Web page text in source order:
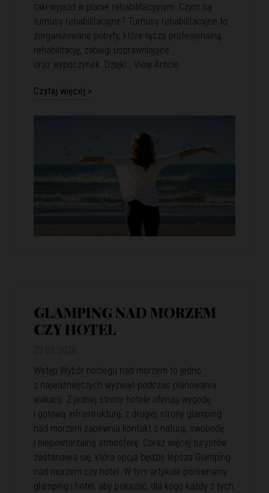
taki wyjazd w planie rehabilitacyjnym. Czym są
turnusy rehabilitacyjne? Turnusy rehabilitacyjne to
zorganizowane pobyty, które łączą profesjonalną
rehabilitację, zabiegi usprawniające
oraz wypoczynek. Dzięki… View Article
Czytaj więcej >
GLAMPING NAD MORZEM
CZY HOTEL
Wstęp Wybór noclegu nad morzem to jedno
z najważniejszych wyzwań podczas planowania
wakacji. Z jednej strony hotele oferują wygodę
i gotową infrastrukturę, z drugiej strony glamping
nad morzem zapewnia kontakt z naturą, swobodę
i niepowtarzalną atmosferę. Coraz więcej turystów
zastanawia się, która opcja będzie lepsza Glamping
nad morzem czy hotel. W tym artykule porównamy
glamping i hotel, aby pokazać, dla kogo każdy z tych